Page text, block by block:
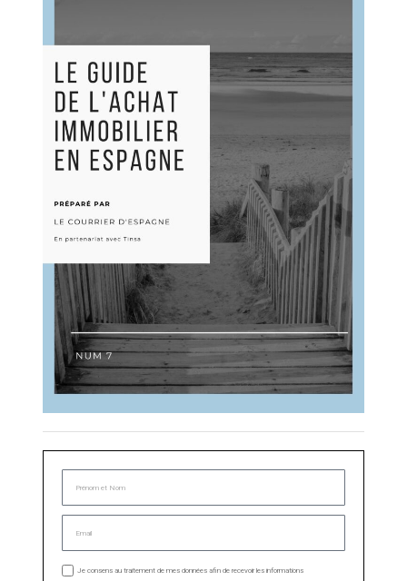
Je consens au traitement de mes données afin de recevoir les informations